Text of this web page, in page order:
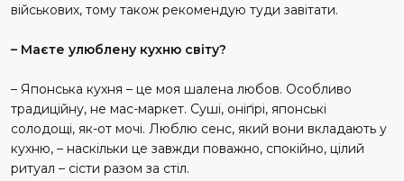
військових, тому також рекомендую туди завітати.
– Маєте улюблену кухню світу?
– Японська кухня – це моя шалена любов. Особливо
традиційну, не мас-маркет. Суші, оніґірі, японські
солодощі, як-от мочі. Люблю сенс, який вони вкладають у
кухню, – наскільки це завжди поважно, спокійно, цілий
ритуал – сісти разом за стіл.